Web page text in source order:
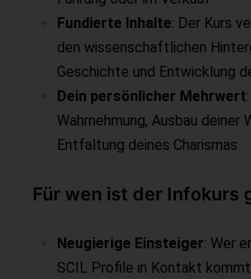
Fundierte Inhalte: Der Kurs
den wissenschaftlichen
Geschichte und Entwicklung
Dein persönlicher Mehrwert
Wahrnehmung, Ausbau deiner
Entfaltung deines Charismas
Für wen ist der Infokurs
Neugierige Einsteiger: Wer
SCIL Profile in Kontakt